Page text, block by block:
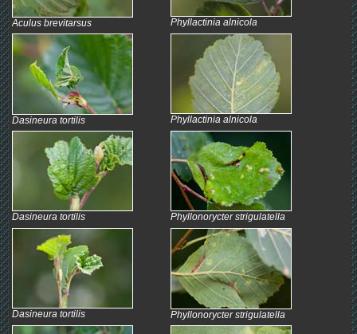
Aculus brevitarsus
Dasineura tortilis
Dasineura tortilis
Dasineura tortilis
Phyllactinia alnicola
Phyllactinia alnicola
Phyllonorycter strigulatella
Phyllonorycter strigulatella